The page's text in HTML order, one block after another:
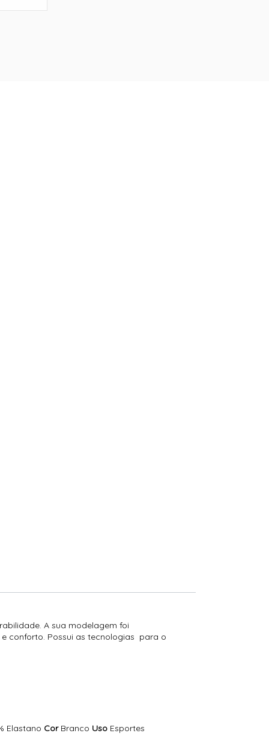
A sua modelagem foi
conforto. Possui as tecnologias para o
Elastano CorBranco Uso Esportes